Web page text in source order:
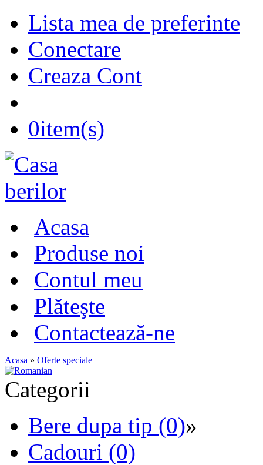
Lista mea de preferinte
Conectare
Creaza Cont
0item(s)
Acasa
Produse noi
Contul meu
Plăteşte
Contactează-ne
Acasa » Oferte speciale
Categorii
Bere dupa tip (0)»
Cadouri (0)